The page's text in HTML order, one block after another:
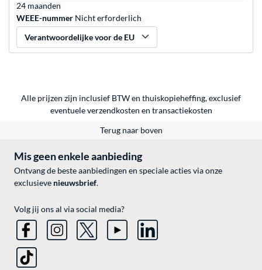
24 maanden
WEEE-nummer Nicht erforderlich
Verantwoordelijke voor de EU
Alle prijzen zijn inclusief BTW en thuiskopieheffing, exclusief
eventueleverzendkosten en transactiekosten
Terug naar boven
Mis geen enkele aanbieding
Ontvang de beste aanbiedingen en speciale acties via onze
exclusieve nieuwsbrief.
Volg jij ons al via social media?